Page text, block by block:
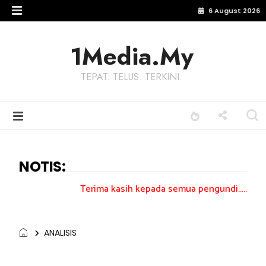
6 August 2026
1Media.My
TEPAT. TELUS. TERKINI.
NOTIS:
Terima kasih kepada semua pengundi.......
ANALISIS